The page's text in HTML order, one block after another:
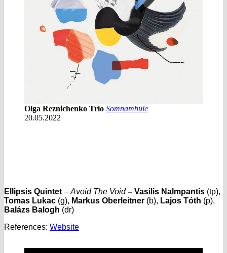
Olga Reznichenko Trio Somnambule
20.05.2022
Ellipsis Quintet – Avoid The Void – Vasilis Nalmpantis (tp),
Tomas Lukac (g), Markus Oberleitner (b), Lajos Tóth (p),
Balázs Balogh (dr)
References: Website